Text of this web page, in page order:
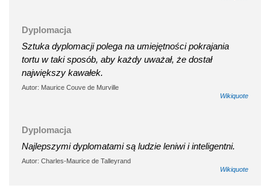
Dyplomacja
Sztuka dyplomacji polega na umiejętności pokrajania
tortu w taki sposób, aby każdy uważał, że dostał
największy kawałek.
Autor: Maurice Couve de Murville
Wikiquote
Dyplomacja
Najlepszymi dyplomatami są ludzie leniwi i inteligentni.
Autor: Charles-Maurice de Talleyrand
Wikiquote